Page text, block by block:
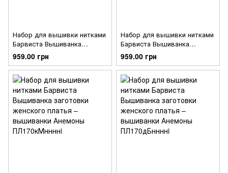
Набор для вышивки нитками
Барвиста Вышиванка
заготовки женского платья –
вышиванки Анемоны
ПЛ170дМннннi
959.00 грн
Набор для вышивки нитками
Барвиста Вышиванка
заготовки женского платья –
вышиванки Анемоны
ПЛ170шМннннi
959.00 грн